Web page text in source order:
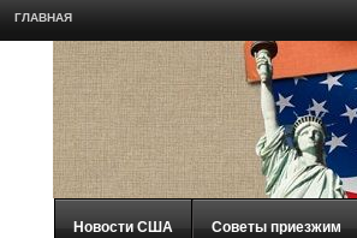
ГЛАВНАЯ
Новости США Советы приезжим